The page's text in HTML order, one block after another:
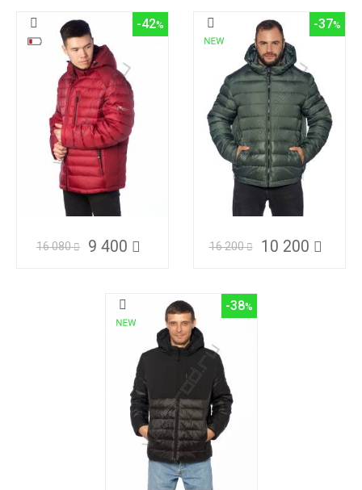
-42
16 080 9 400
-37
16 200 10 200
-38